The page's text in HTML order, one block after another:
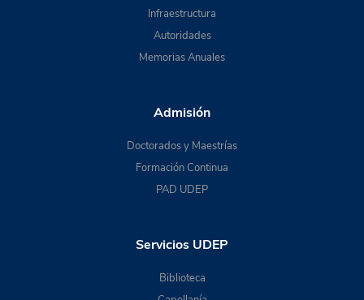
Infraestructura
Autoridades
Memorias Anuales
Admisión
Doctorados y Maestrías
Formación Continua
PAD UDEP
Servicios UDEP
Biblioteca